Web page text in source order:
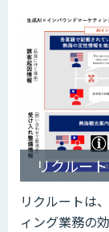
リクルー
リクルートは
ィング業務の